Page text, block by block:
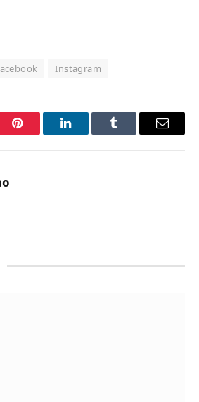
Instagram
Pinterest LinkedInTumblr Email